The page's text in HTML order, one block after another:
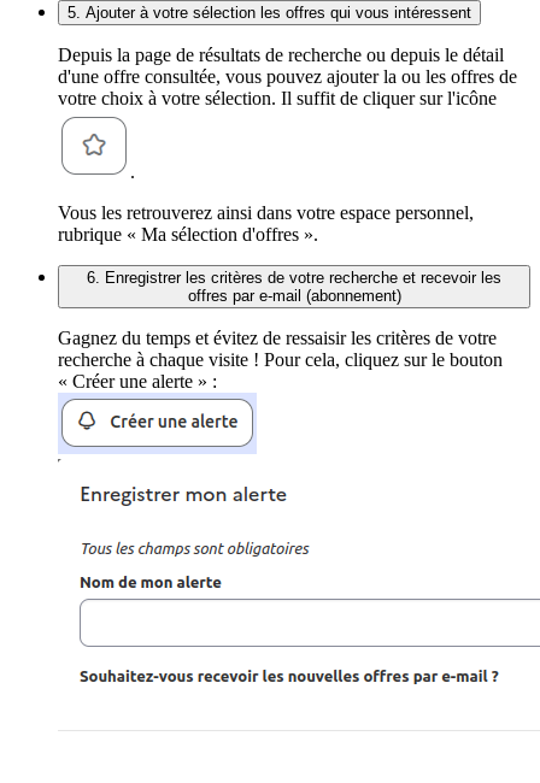
5. Ajouter à votre sélection les offres qui vous intéressent
Depuis la page de résultats de recherche ou depuis le détail
d'une offre consultée, vous pouvez ajouter la ou les offres de
votre choix à votre sélection. Il suffit de cliquer sur l'icône
.
Vous les retrouverez ainsi dans votre espace personnel,
rubrique « Ma sélection d'offres ».
6. Enregistrer les critères de votre recherche et recevoir les
offres par e-mail (abonnement)
Gagnez du temps et évitez de ressaisir les critères de votre
recherche à chaque visite ! Pour cela, cliquez sur le bouton
« Créer une alerte » :